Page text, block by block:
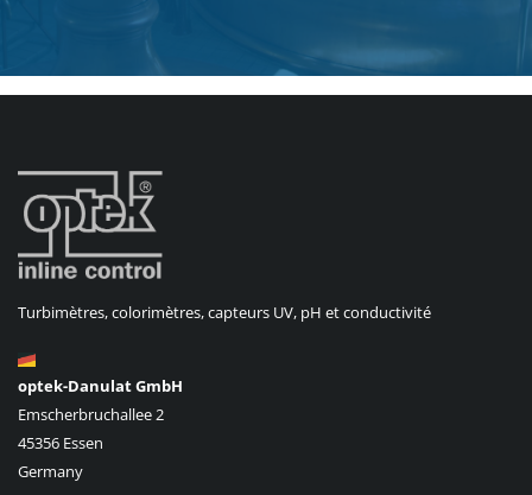
Turbimètres, colorimètres, capteurs UV, pH et conductivité
optek-Danulat GmbH
Emscherbruchallee 2
45356 Essen
Germany